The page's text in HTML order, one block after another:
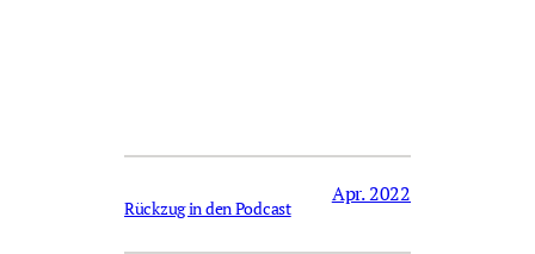
Rückzug in den Podcast
Apr. 2022